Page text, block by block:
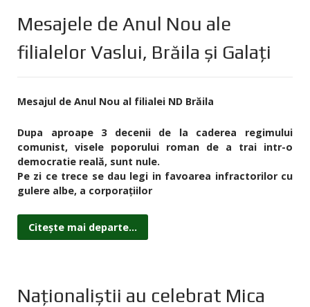
Mesajele de Anul Nou ale
filialelor Vaslui, Brăila și Galați
Mesajul de Anul Nou al filialei ND Brăila
Dupa aproape 3 decenii de la caderea regimului
comunist, visele poporului roman de a trai intr-o
democratie reală, sunt nule.
Pe zi ce trece se dau legi in favoarea infractorilor cu
gulere albe, a corporațiilor
Citește mai departe...
Naționaliștii au celebrat Mica